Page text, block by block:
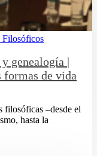
Filosóficos
genealogía |
formas de vida
filosóficas –desde el
hasta la